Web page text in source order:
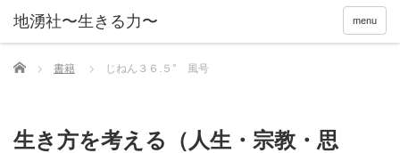
menu
Home 書籍 じねん３６.５° 風号
生き方を考える（人生・宗教・思